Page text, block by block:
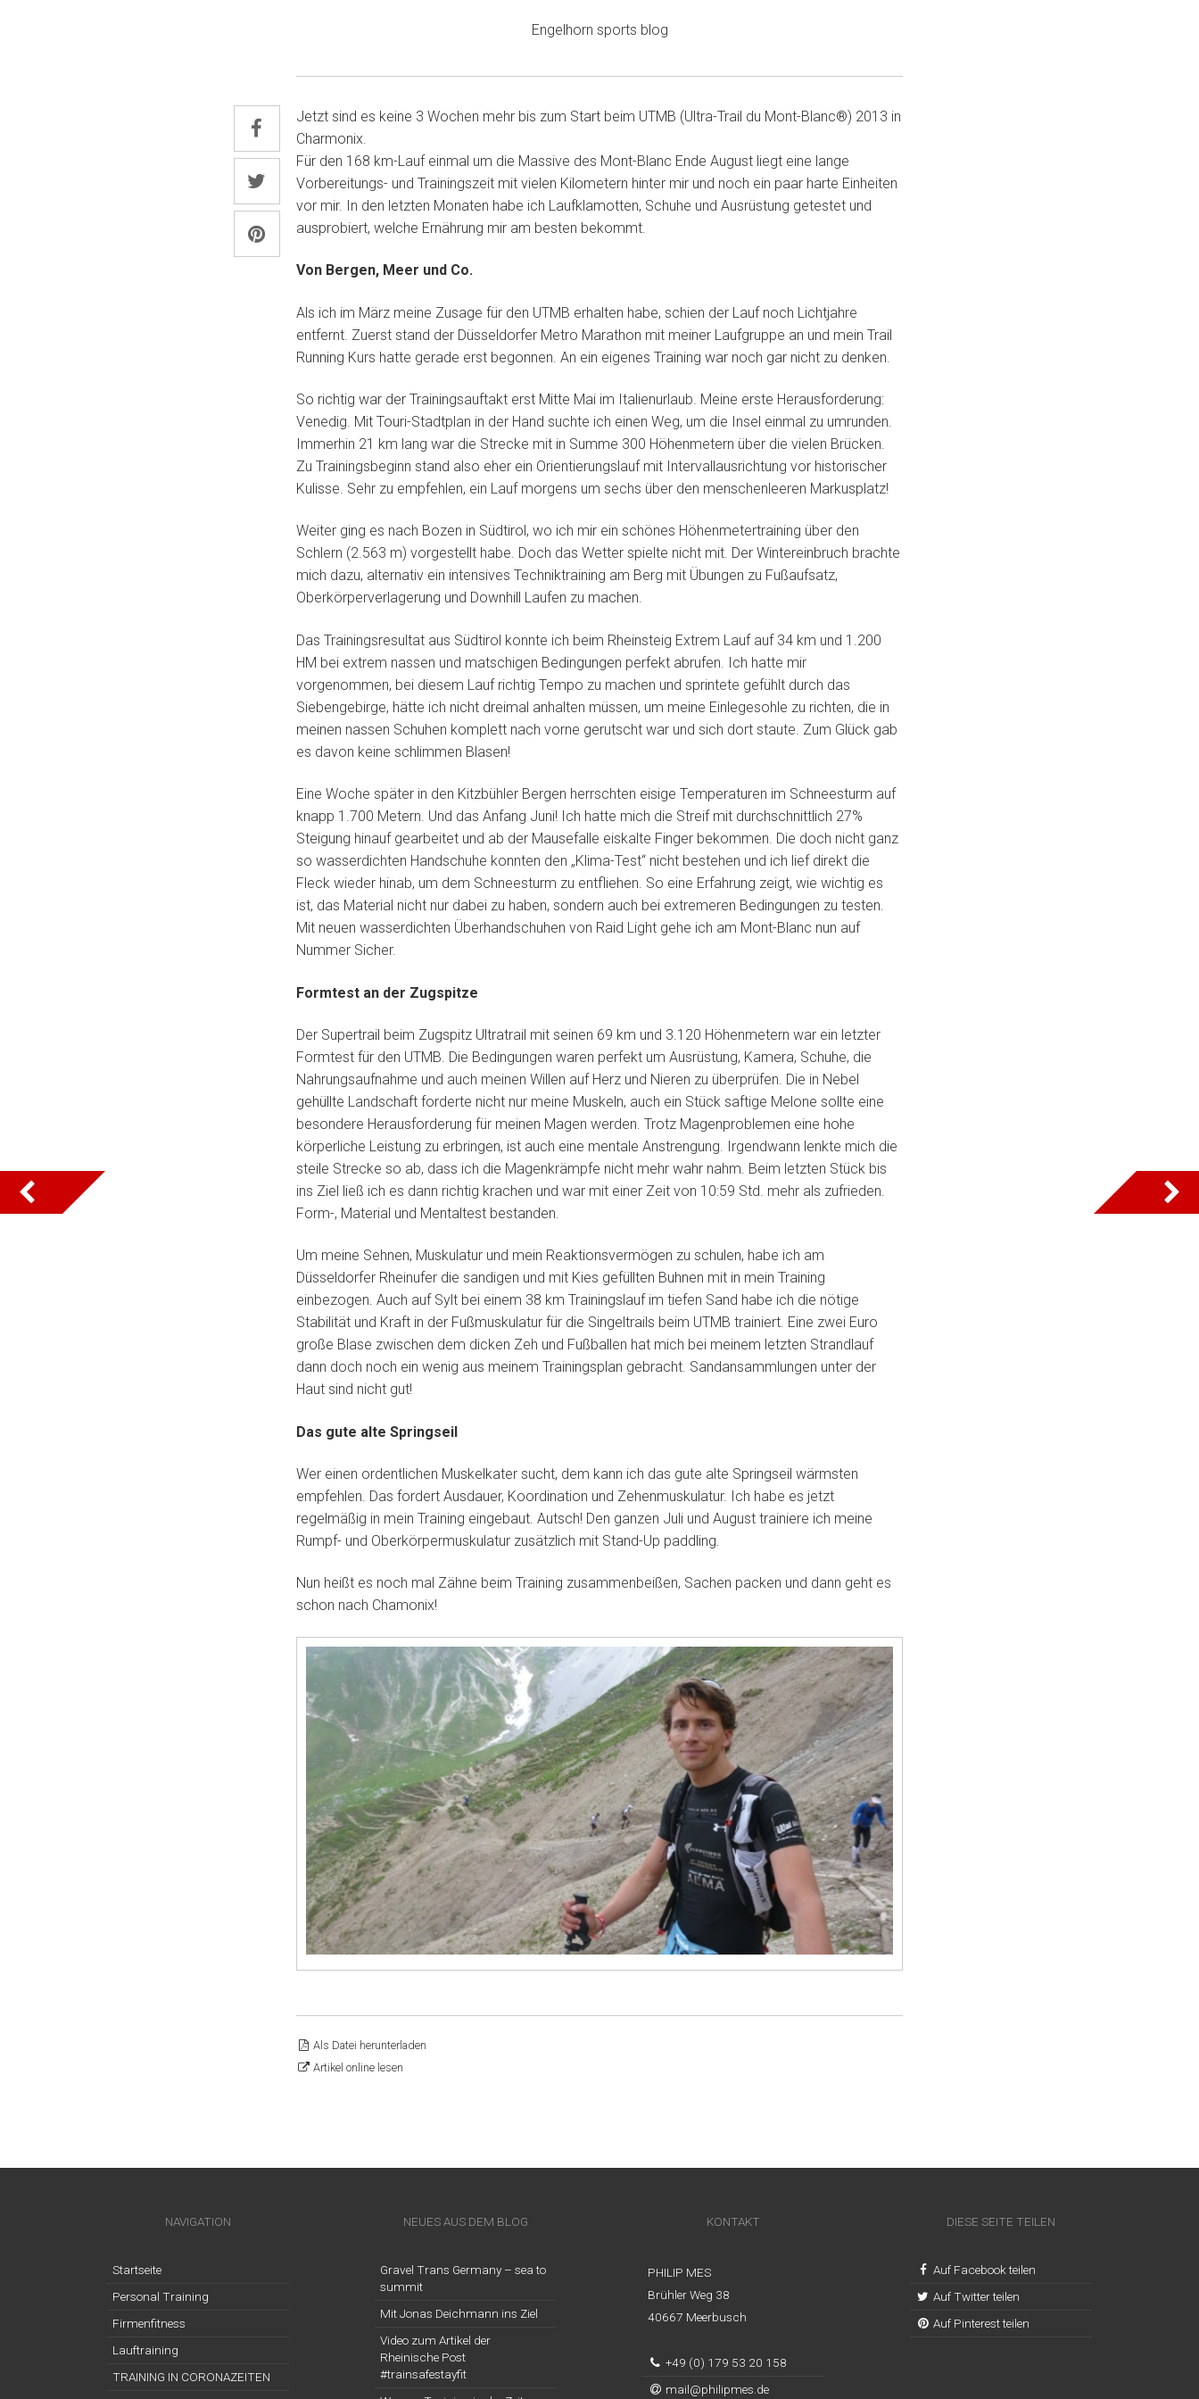
Engelhorn sports blog
Jetzt sind es keine 3 Wochen mehr bis zum Start beim UTMB (Ultra-Trail du Mont-Blanc®) 2013 in
Charmonix.
Für den 168 km-Lauf einmal um die Massive des Mont-Blanc Ende August liegt eine lange
Vorbereitungs- und Trainingszeit mit vielen Kilometern hinter mir und noch ein paar harte Einheiten
vor mir. In den letzten Monaten habe ich Laufklamotten, Schuhe und Ausrüstung getestet und
ausprobiert, welche Ernährung mir am besten bekommt.
Von Bergen, Meer und Co.
Als ich im März meine Zusage für den UTMB erhalten habe, schien der Lauf noch Lichtjahre
entfernt. Zuerst stand der Düsseldorfer Metro Marathon mit meiner Laufgruppe an und mein Trail
Running Kurs hatte gerade erst begonnen. An ein eigenes Training war noch gar nicht zu denken.
So richtig war der Trainingsauftakt erst Mitte Mai im Italienurlaub. Meine erste Herausforderung:
Venedig. Mit Touri-Stadtplan in der Hand suchte ich einen Weg, um die Insel einmal zu umrunden.
Immerhin 21 km lang war die Strecke mit in Summe 300 Höhenmetern über die vielen Brücken.
Zu Trainingsbeginn stand also eher ein Orientierungslauf mit Intervallausrichtung vor historischer
Kulisse. Sehr zu empfehlen, ein Lauf morgens um sechs über den menschenleeren Markusplatz!
Weiter ging es nach Bozen in Südtirol, wo ich mir ein schönes Höhenmetertraining über den
Schlern (2.563 m) vorgestellt habe. Doch das Wetter spielte nicht mit. Der Wintereinbruch brachte
mich dazu, alternativ ein intensives Techniktraining am Berg mit Übungen zu Fußaufsatz,
Oberkörperverlagerung und Downhill Laufen zu machen.
Das Trainingsresultat aus Südtirol konnte ich beim Rheinsteig Extrem Lauf auf 34 km und 1.200
HM bei extrem nassen und matschigen Bedingungen perfekt abrufen. Ich hatte mir
vorgenommen, bei diesem Lauf richtig Tempo zu machen und sprintete gefühlt durch das
Siebengebirge, hätte ich nicht dreimal anhalten müssen, um meine Einlegesohle zu richten, die in
meinen nassen Schuhen komplett nach vorne gerutscht war und sich dort staute. Zum Glück gab
es davon keine schlimmen Blasen!
Eine Woche später in den Kitzbühler Bergen herrschten eisige Temperaturen im Schneesturm auf
knapp 1.700 Metern. Und das Anfang Juni! Ich hatte mich die Streif mit durchschnittlich 27%
Steigung hinauf gearbeitet und ab der Mausefalle eiskalte Finger bekommen. Die doch nicht ganz
so wasserdichten Handschuhe konnten den „Klima-Test“ nicht bestehen und ich lief direkt die
Fleck wieder hinab, um dem Schneesturm zu entfliehen. So eine Erfahrung zeigt, wie wichtig es
ist, das Material nicht nur dabei zu haben, sondern auch bei extremeren Bedingungen zu testen.
Mit neuen wasserdichten Überhandschuhen von Raid Light gehe ich am Mont-Blanc nun auf
Nummer Sicher.
Formtest an der Zugspitze
Der Supertrail beim Zugspitz Ultratrail mit seinen 69 km und 3.120 Höhenmetern war ein letzter
Formtest für den UTMB. Die Bedingungen waren perfekt um Ausrüstung, Kamera, Schuhe, die
Nahrungsaufnahme und auch meinen Willen auf Herz und Nieren zu überprüfen. Die in Nebel
gehüllte Landschaft forderte nicht nur meine Muskeln, auch ein Stück saftige Melone sollte eine
besondere Herausforderung für meinen Magen werden. Trotz Magenproblemen eine hohe
körperliche Leistung zu erbringen, ist auch eine mentale Anstrengung. Irgendwann lenkte mich die
steile Strecke so ab, dass ich die Magenkrämpfe nicht mehr wahr nahm. Beim letzten Stück bis
ins Ziel ließ ich es dann richtig krachen und war mit einer Zeit von 10:59 Std. mehr als zufrieden.
Form-, Material und Mentaltest bestanden.
Um meine Sehnen, Muskulatur und mein Reaktionsvermögen zu schulen, habe ich am
Düsseldorfer Rheinufer die sandigen und mit Kies gefüllten Buhnen mit in mein Training
einbezogen. Auch auf Sylt bei einem 38 km Trainingslauf im tiefen Sand habe ich die nötige
Stabilität und Kraft in der Fußmuskulatur für die Singeltrails beim UTMB trainiert. Eine zwei Euro
große Blase zwischen dem dicken Zeh und Fußballen hat mich bei meinem letzten Strandlauf
dann doch noch ein wenig aus meinem Trainingsplan gebracht. Sandansammlungen unter der
Haut sind nicht gut!
Das gute alte Springseil
Wer einen ordentlichen Muskelkater sucht, dem kann ich das gute alte Springseil wärmsten
empfehlen. Das fordert Ausdauer, Koordination und Zehenmuskulatur. Ich habe es jetzt
regelmäßig in mein Training eingebaut. Autsch! Den ganzen Juli und August trainiere ich meine
Rumpf- und Oberkörpermuskulatur zusätzlich mit Stand-Up paddling.
Nun heißt es noch mal Zähne beim Training zusammenbeißen, Sachen packen und dann geht es
schon nach Chamonix!
Als Datei herunterladen
Artikel online lesen
NAVIGATION
Startseite
Personal Training
Firmenfitness
Lauftraining
TRAINING IN CORONAZEITEN
NEUES AUS DEM BLOG
Gravel Trans Germany – sea to
summit
Mit Jonas Deichmann ins Ziel
Video zum Artikel der
Rheinische Post
#trainsafestayfit
KONTAKT
PHILIP MES
Brühler Weg 38
40667 Meerbusch
+49 (0) 179 53 20 158
mail@philipmes.de
DIESE SEITE TEILEN
Auf Facebook teilen
Auf Twitter teilen
Auf Pinterest teilen